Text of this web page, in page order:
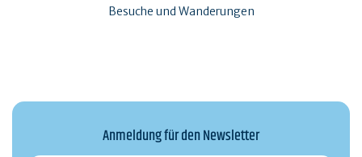
Besuche und Wanderungen
Anmeldung für den Newsletter